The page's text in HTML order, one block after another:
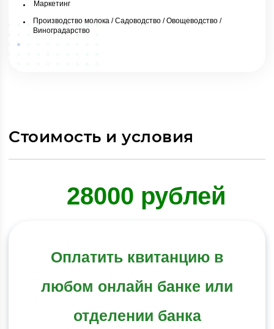
Маркетинг
Производство молока / Садоводство / Овощеводство /
Виноградарство
Стоимость и условия
28000 рублей
Оплатить квитанцию в
любом онлайн банке или
отделении банка